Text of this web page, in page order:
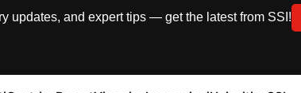
updates, and expert tips — get the latest from SSI!